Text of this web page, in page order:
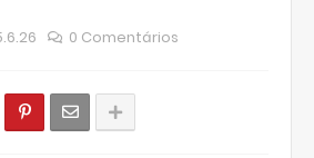
0 Comentários